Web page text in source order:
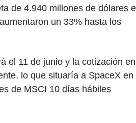
de 4.940 millones de dólares
un 33% hasta los
el 11 de junio y la cotización
lo que situaría a SpaceX en
de MSCI 10 días hábiles